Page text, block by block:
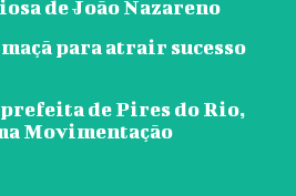
de João Nazareno
para atrair sucesso
de Pires do Rio,
Movimentação